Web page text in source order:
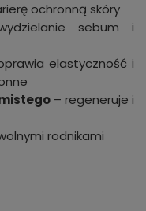
ochronną skóry
sebum i
elastyczność i
– regeneruje i
rodnikami